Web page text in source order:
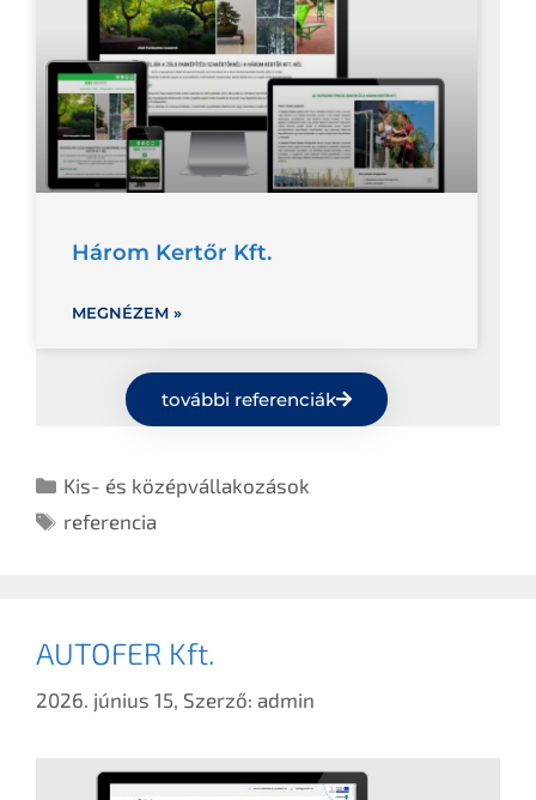
Három Kertőr Kft.
MEGNÉZEM »
további referenciák
Kis- és középvállakozások
referencia
AUTOFER Kft.
2026. június 15, Szerző: admin